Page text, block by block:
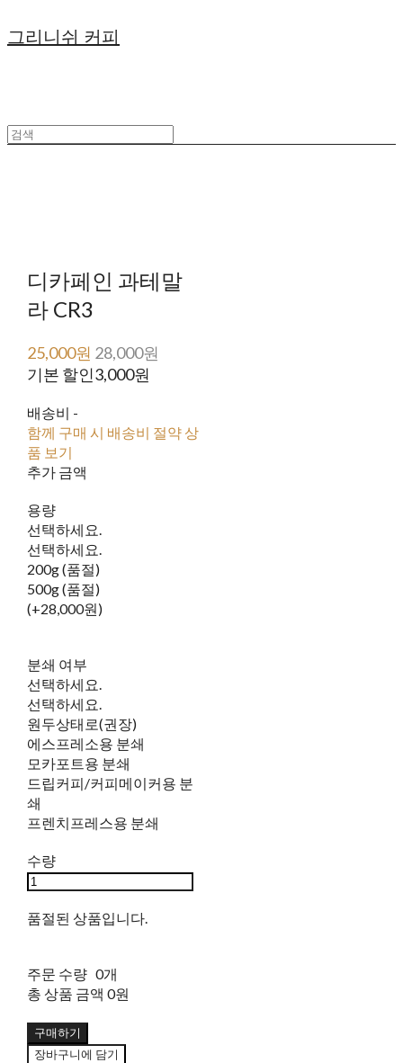
그리니쉬 커피
디카페인 과테말
라 CR3
25,000원 28,000원
기본 할인3,000원
배송비 -
함께 구매 시 배송비 절약 상
품 보기
추가 금액
용량
선택하세요.
선택하세요.
200g (품절)
500g (품절)
(+28,000원)
분쇄 여부
선택하세요.
선택하세요.
원두상태로(권장)
에스프레소용 분쇄
모카포트용 분쇄
드립커피/커피메이커용 분
쇄
프렌치프레스용 분쇄
수량
품절된 상품입니다.
주문 수량 0개
총 상품 금액 0원
구매하기
장바구니에 담기